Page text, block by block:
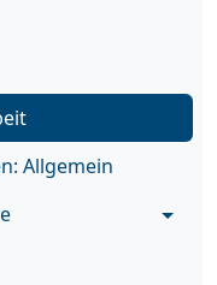
Allgemein